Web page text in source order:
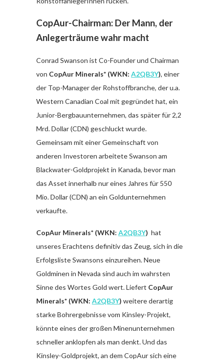
CopAur-Chairman: Der Mann, der
Anlegerträume wahr macht
Conrad Swanson ist Co-Founder und Chairman
von CopAur Minerals* (WKN: A2QB3Y), einer
der Top-Manager der Rohstoffbranche, der u.a.
Western Canadian Coal mit gegründet hat, ein
Junior-Bergbauunternehmen, das später für 2,2
Mrd. Dollar (CDN) geschluckt wurde.
Gemeinsam mit einer Gemeinschaft von
anderen Investoren arbeitete Swanson am
Blackwater-Goldprojekt in Kanada, bevor man
das Asset innerhalb nur eines Jahres für 550
Mio. Dollar (CDN) an ein Goldunternehmen
verkaufte.
CopAur Minerals* (WKN: A2QB3Y) hat
unseres Erachtens definitiv das Zeug, sich in die
Erfolgsliste Swansons einzureihen. Neue
Goldminen in Nevada sind auch im wahrsten
Sinne des Wortes Gold wert. Liefert CopAur
Minerals* (WKN: A2QB3Y) weitere derartig
starke Bohrergebnisse vom Kinsley-Projekt,
könnte eines der großen Minenunternehmen
schneller anklopfen als man denkt. Und das
Kinsley-Goldprojekt, an dem CopAur sich eine